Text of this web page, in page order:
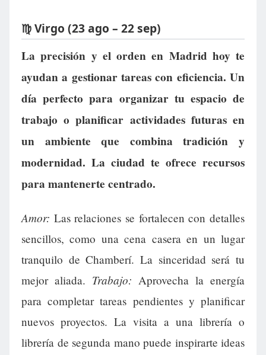
♍ Virgo (23 ago – 22 sep)
La precisión y el orden en Madrid hoy te
ayudan a gestionar tareas con eficiencia. Un
día perfecto para organizar tu espacio de
trabajo o planificar actividades futuras en
un ambiente que combina tradición y
modernidad. La ciudad te ofrece recursos
para mantenerte centrado.
Amor: Las relaciones se fortalecen con detalles
sencillos, como una cena casera en un lugar
tranquilo de Chamberí. La sinceridad será tu
mejor aliada. Trabajo: Aprovecha la energía
para completar tareas pendientes y planificar
nuevos proyectos. La visita a una librería o
librería de segunda mano puede inspirarte ideas